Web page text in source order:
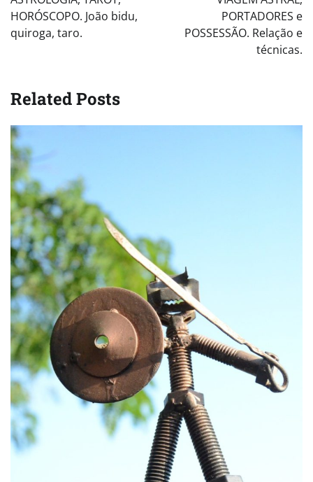
HORÓSCOPO. João bidu,
quiroga, taro.
PORTADORES e
POSSESSÃO. Relação e
técnicas.
Related Posts